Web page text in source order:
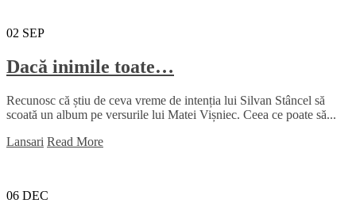
02 SEP
Dacă inimile toate…
Recunosc că știu de ceva vreme de intenția lui Silvan Stâncel să
scoată un album pe versurile lui Matei Vișniec. Ceea ce poate să...
Lansari Read More
06 DEC